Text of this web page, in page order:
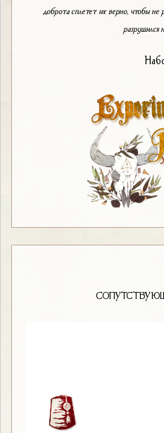
доброта сплетет их верно, чтобы не
разрушился